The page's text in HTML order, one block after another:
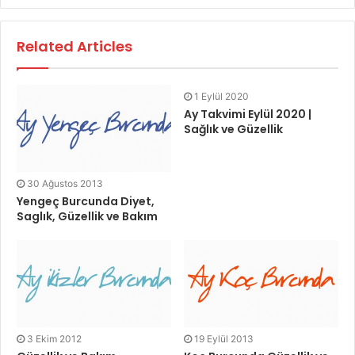
Related Articles
30 Ağustos 2013
Yengeç Burcunda Diyet,
Saglık, Güzellik ve Bakım
1 Eylül 2020
Ay Takvimi Eylül 2020 |
Sağlık ve Güzellik
3 Ekim 2012 19 Eylül 2013